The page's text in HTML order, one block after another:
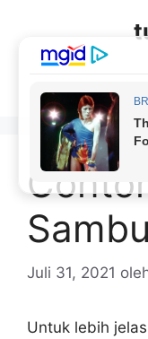
Juli 31, 2021
Untuk lebih